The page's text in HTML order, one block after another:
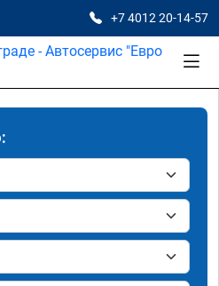
+7 4012 20-14-57